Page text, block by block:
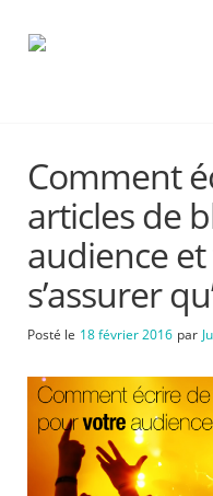
Comment
articles de
audience
s’assurer
Posté le 18 février 2016 par